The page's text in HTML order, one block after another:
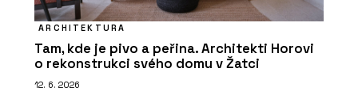
ARCHITEKTURA
Tam, kde je pivo a peřina. Architekti Horovi
o rekonstrukci svého domu v Žatci
12. 6. 2026